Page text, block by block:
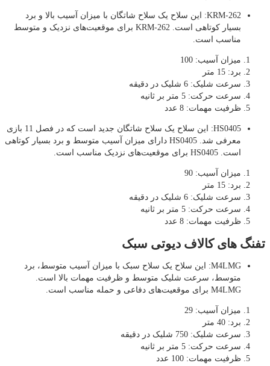
KRM-262: این سلاح یک سلاح شاتگان با میزان آسیب بالا و برد
بسیار کوتاهی است. KRM-262 برای موقعیت‌های نزدیک و متوسط
مناسب است.
میزان آسیب: 100
برد: 15 متر
سرعت شلیک: 6 شلیک در دقیقه
سرعت حرکت: 5 متر بر ثانیه
ظرفیت مهمات: 8 عدد
HS0405: این سلاح یک سلاح شاتگان جدید است که در فصل 11 بازی
معرفی شد. HS0405 دارای میزان آسیب متوسط و برد بسیار کوتاهی
است. HS0405 برای موقعیت‌های نزدیک مناسب است.
میزان آسیب: 90
برد: 15 متر
سرعت شلیک: 6 شلیک در دقیقه
سرعت حرکت: 5 متر بر ثانیه
ظرفیت مهمات: 8 عدد
تفنگ های کالاف دیوتی سبک
M4LMG: این سلاح یک سلاح سبک با میزان آسیب متوسط، برد
متوسط، سرعت شلیک متوسط و ظرفیت مهمات بالا است.
M4LMG برای موقعیت‌های دفاعی و حمله مناسب است.
میزان آسیب: 29
برد: 40 متر
سرعت شلیک: 750 شلیک در دقیقه
سرعت حرکت: 5 متر بر ثانیه
ظرفیت مهمات: 100 عدد